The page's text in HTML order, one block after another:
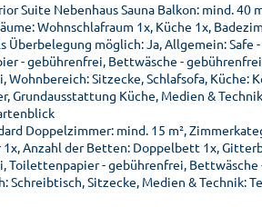
Suite Nebenhaus Sauna Balkon: mind.
Wohnschlafraum 1x, Küche 1x,
möglich: Ja, Allgemein: Safe
- gebührenfrei, Bettwäsche -
Wohnbereich: Sitzecke, Schlafsofa, Küche:
Grundausstattung Küche, Medien &
Doppelzimmer: mind. 15 m²,
1x, Anzahl der Betten: Doppelbett 1x,
Toilettenpapier - gebührenfrei, Bettwäsche
Schreibtisch, Sitzecke, Medien & Technik: